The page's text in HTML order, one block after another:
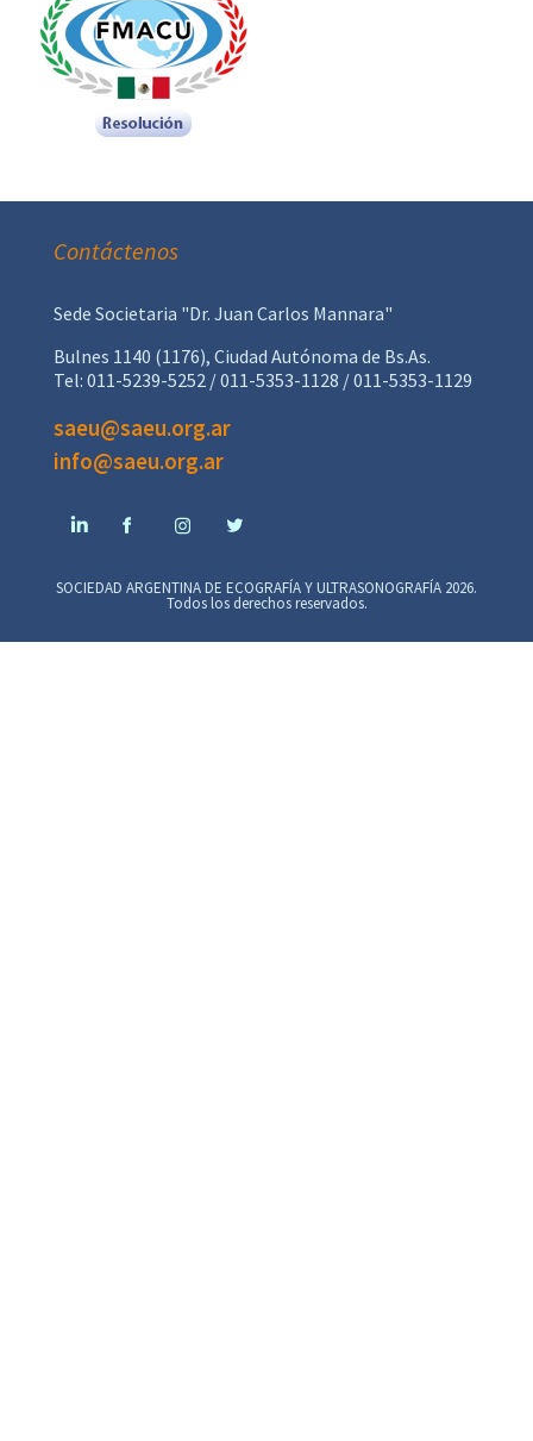
Contáctenos
Sede Societaria "Dr. Juan Carlos Mannara"
Bulnes 1140 (1176), Ciudad Autónoma de Bs.As.
Tel: 011-5239-5252 / 011-5353-1128 / 011-5353-1129
saeu@saeu.org.ar
info@saeu.org.ar
SOCIEDAD ARGENTINA DE ECOGRAFÍA Y ULTRASONOGRAFÍA 2026.
Todos los derechos reservados.